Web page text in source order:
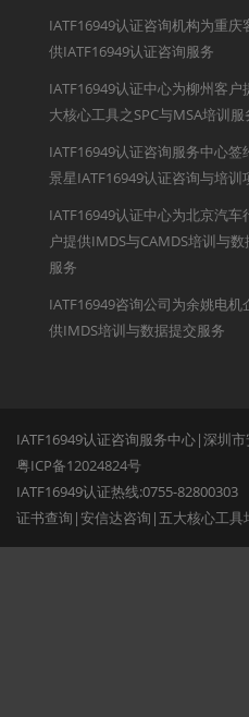
IATF16949认证咨询机构为重庆
供IATF16949认证咨询服务
IATF16949认证中心为柳州客户
大核心工具之SPC与MSA培训服
IATF16949认证咨询服务中心签
景星IATF16949认证咨询与培训
IATF16949认证中心为北京汽车
户提供IMDS与CAMDS培训与数
服务
IATF16949咨询公司为余姚电机
供IMDS培训与数据提交服务
IATF16949认证咨询服务中心|深圳
粤ICP备12024824号
IATF16949认证热线:0755-82800303
证书查询 |安信达咨询 | 五大核心工具